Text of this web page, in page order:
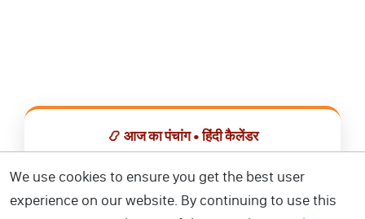
📿 आज का पंचांग • हिंदी कैलेंडर
📅 हिंदी कैलेंडर ऐप डाउनलोड करें
We use cookies to ensure you get the best user
experience on our website. By continuing to use this